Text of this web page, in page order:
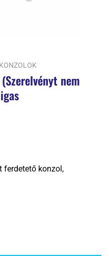
KONZOLOK
nem
ferdetető konzol,
nem tartalmaz) 520x800